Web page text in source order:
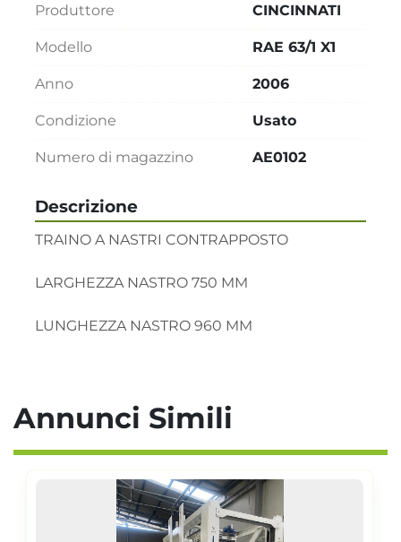
Descrizione
TRAINO A NASTRI CONTRAPPOSTO
LARGHEZZA NASTRO 750 MM
LUNGHEZZA NASTRO 960 MM
Produttore CINCINNATI
Modello RAE 63/1 X1
Anno 2006
Condizione Usato
Numero di magazzino AE0102
Annunci Simili